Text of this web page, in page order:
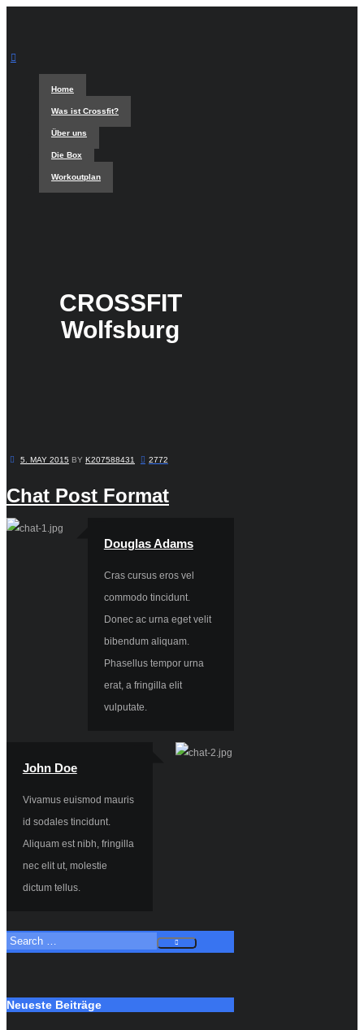
Home
Was ist Crossfit?
Über uns
Die Box
Workoutplan
CROSSFIT
Wolfsburg
5. MAY 2015 BY K207588431 2772
Chat Post Format
Douglas Adams
Cras cursus eros vel
commodo tincidunt.
Donec ac urna eget velit
bibendum aliquam.
Phasellus tempor urna
erat, a fringilla elit
vulputate.
John Doe
Vivamus euismod mauris
id sodales tincidunt.
Aliquam est nibh, fringilla
nec elit ut, molestie
dictum tellus.
Neueste Beiträge